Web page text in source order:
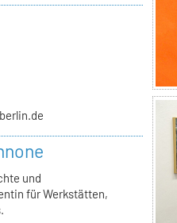
und
für Werkstätten,